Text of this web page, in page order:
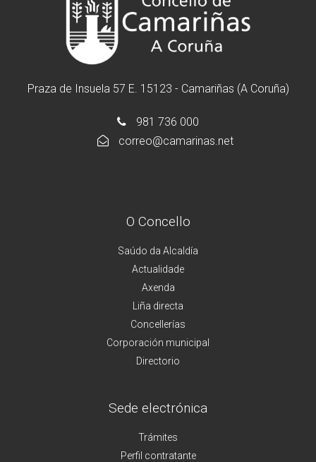
Praza de Insuela 57 E. 15123 - Camariñas (A Coruña)
981 736 000
correo@camarinas.net
O Concello
Saúdo da Alcaldía
Actualidade
Axenda
Liña directa
Concellerías
Corporación municipal
Directorio
Sede electrónica
Trámites
Perfil contratante